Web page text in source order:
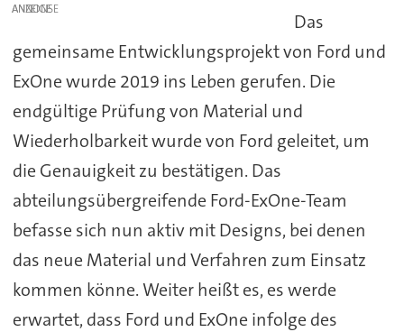
ANZEIGE
Das
gemeinsame Entwicklungsprojekt von Ford und
ExOne wurde 2019 ins Leben gerufen. Die
endgültige Prüfung von Material und
Wiederholbarkeit wurde von Ford geleitet, um
die Genauigkeit zu bestätigen. Das
abteilungsübergreifende Ford-ExOne-Team
befasse sich nun aktiv mit Designs, bei denen
das neue Material und Verfahren zum Einsatz
kommen könne. Weiter heißt es, es werde
erwartet, dass Ford und ExOne infolge des